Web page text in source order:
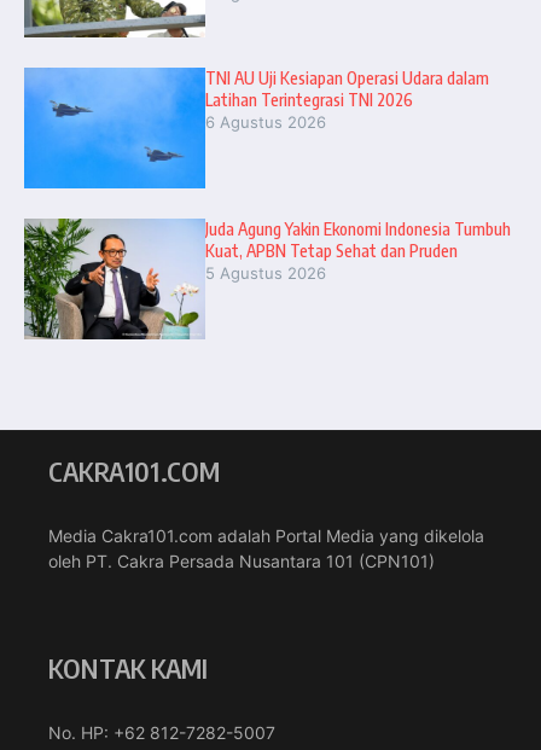
TNI AU Uji Kesiapan Operasi Udara dalam
Latihan Terintegrasi TNI 2026
6 Agustus 2026
Juda Agung Yakin Ekonomi Indonesia Tumbuh
Kuat, APBN Tetap Sehat dan Pruden
5 Agustus 2026
CAKRA101.COM
Media Cakra101.com adalah Portal Media yang dikelola
oleh PT. Cakra Persada Nusantara 101 (CPN101)
KONTAK KAMI
No. HP: +62 812-7282-5007